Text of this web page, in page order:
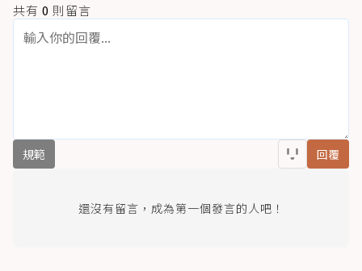
共有 0 則留言
規範 回覆
還沒有留言，成為第一個發言的人吧！